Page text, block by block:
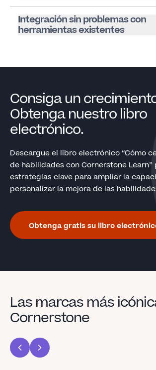
Integración sin problemas con
herramientas existentes
Consiga un
Obtenga nuestro libro
electrónico.
Descargue el libro electrónico “Cómo
de habilidades con Cornerstone
estrategias clave para ampliar la
personalizar la mejora de las
Obtenga gratis su libro
Las marcas más
Cornerstone